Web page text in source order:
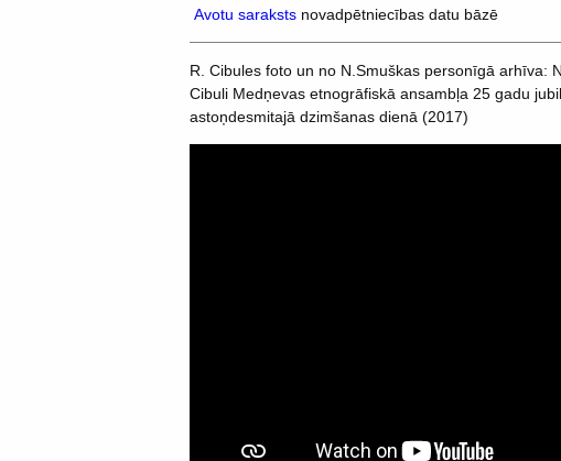
Avotu saraksts novadpētniecības datu bāzē
R. Cibules foto un no N.Smuškas personīgā arhīva:
Cibuli Medņevas etnogrāfiskā ansambļa 25 gadu
astoņdesmitajā dzimšanas dienā (2017)